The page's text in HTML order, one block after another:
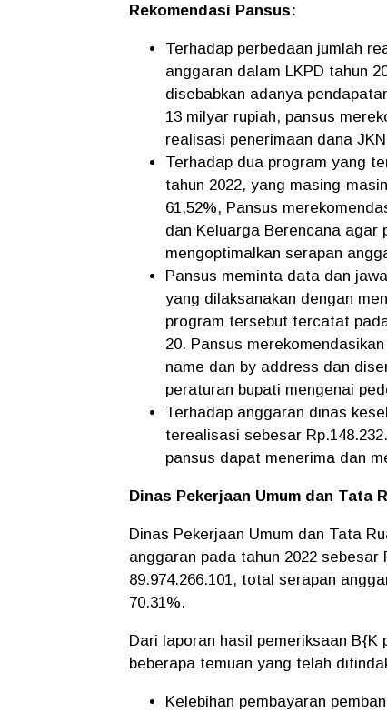
Rekomendasi Pansus:
Terhadap perbedaan jumlah
anggaran dalam LKPD tahun
disebabkan adanya
13 milyar rupiah, pansus
realisasi penerimaan dana
Terhadap dua program yang
tahun 2022, yang masing-
61,52%, Pansus
dan Keluarga Berencana agar
mengoptimalkan serapan
Pansus meminta data dan
yang dilaksanakan dengan
program tersebut tercatat
20. Pansus
name dan by address dan
peraturan bupati mengenai
Terhadap anggaran dinas
terealisasi sebesar
pansus dapat menerima dan
Dinas Pekerjaan Umum dan Tata
Dinas Pekerjaan Umum dan Tata
anggaran pada tahun 2022 sebesar
89.974.266.101, total serapan
70.31%.
Dari laporan hasil pemeriksaan
beberapa temuan yang telah
Kelebihan pembayaran